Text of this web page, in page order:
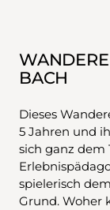
BACH
Dieses
5 Jahren und
sich ganz dem
spielerisch
Grund. Woher